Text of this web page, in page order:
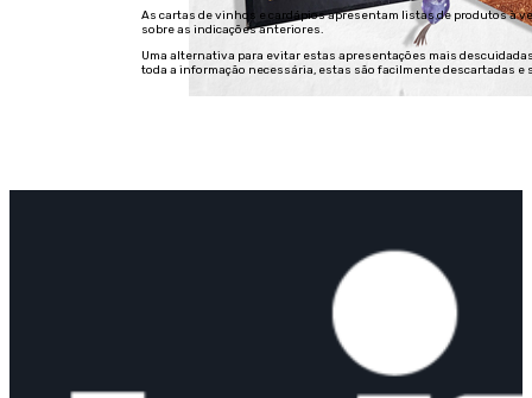
As cartas de vinhos e cardápios apresentam listas de produtos à
sobre as indicações anteriores.
Uma alternativa para evitar estas apresentações mais
toda a informação necessária, estas são facilmente descartadas